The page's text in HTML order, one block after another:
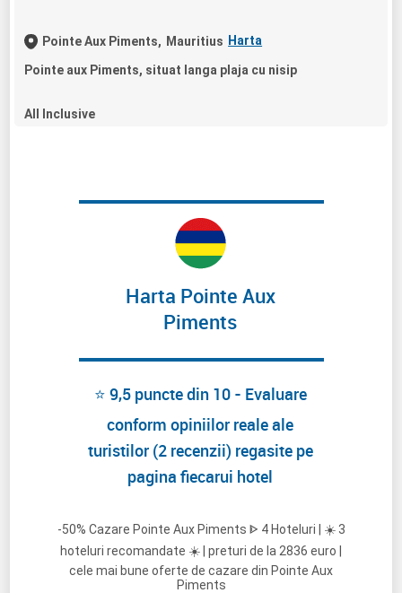
Pointe Aux Piments, Mauritius Harta
Pointe aux Piments, situat langa plaja cu nisip
All Inclusive
Harta Pointe Aux
Piments
⭐ 9,5 puncte din 10 - Evaluare
conform opiniilor reale ale
turistilor (2 recenzii) regasite pe
pagina fiecarui hotel
-50% Cazare Pointe Aux Piments ᐈ 4 Hoteluri | ☀️ 3
hoteluri recomandate ☀️ | preturi de la 2836 euro |
cele mai bune oferte de cazare din Pointe Aux
Piments